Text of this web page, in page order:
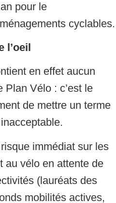
pour le
cyclables.
l’oeil
en effet aucun
Plan Vélo : c’est le
de mettre un terme
immédiat sur les
au vélo en attente de
(lauréats des
mobilités actives,